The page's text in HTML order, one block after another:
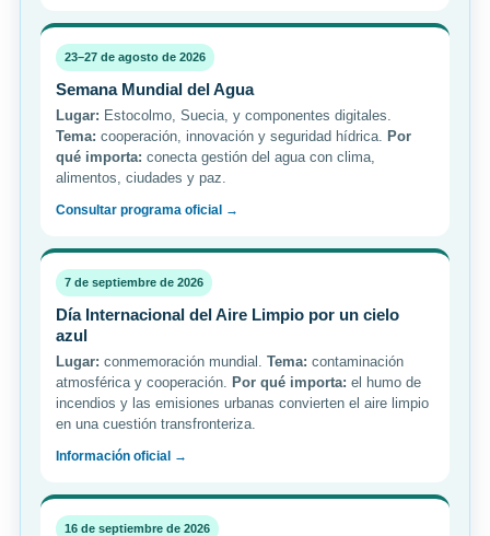
23–27 de agosto de 2026
Semana Mundial del Agua
Lugar: Estocolmo, Suecia, y componentes digitales.
Tema: cooperación, innovación y seguridad hídrica. Por
qué importa: conecta gestión del agua con clima,
alimentos, ciudades y paz.
Consultar programa oficial →
7 de septiembre de 2026
Día Internacional del Aire Limpio por un cielo
azul
Lugar: conmemoración mundial. Tema: contaminación
atmosférica y cooperación. Por qué importa: el humo de
incendios y las emisiones urbanas convierten el aire limpio
en una cuestión transfronteriza.
Información oficial →
16 de septiembre de 2026